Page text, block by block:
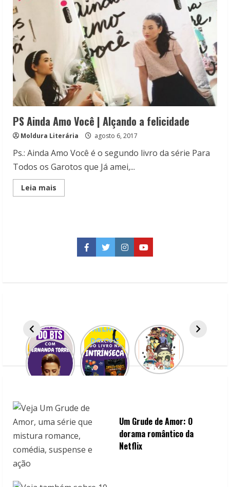
ao
fim!
PS Ainda Amo Você | Alçando a felicidade
Moldura Literária agosto 6, 2017
Ps.: Ainda Amo Você é o segundo livro da série Para
Todos os Garotos que Já amei,...
Leia mais
more
Alçando
felicidade
Facebook
TwitterInstagramYouTube
Um Grude de Amor: O
dorama romântico da
Netflix